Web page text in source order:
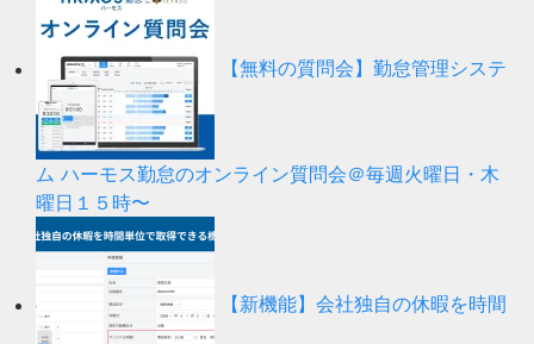
【無料の質問会】勤怠管理システ
ム ハーモス勤怠のオンライン質問会＠毎週火曜日・木
曜日１５時〜
【新機能】会社独自の休暇を時間